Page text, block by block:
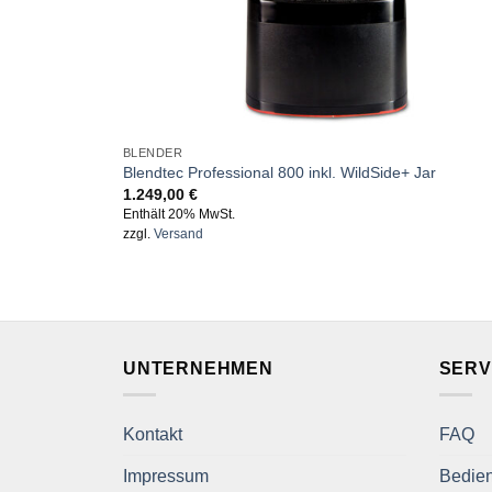
BLENDER
Blendtec Professional 800 inkl. WildSide+ Jar
1.249,00 €
Enthält 20% MwSt.
zzgl. Versand
UNTERNEHMEN
Kontakt
Impressum
FAQ